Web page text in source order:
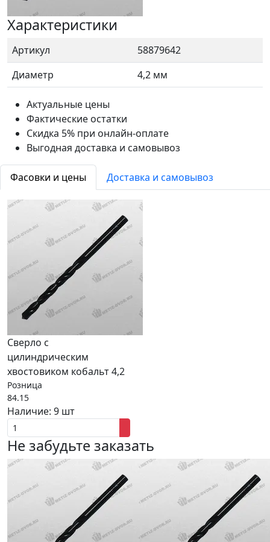
Характеристики
Артикул
58879642
Диаметр
4,2 мм
Актуальные цены
Фактические остатки
Скидка 5% при онлайн-оплате
Выгодная доставка и самовывоз
Фасовки и цены Доставка и самовывоз
Сверло с
цилиндрическим
хвостовиком кобальт 4,2
Розница
84.15
Наличие: 9 шт
Не забудьте заказать